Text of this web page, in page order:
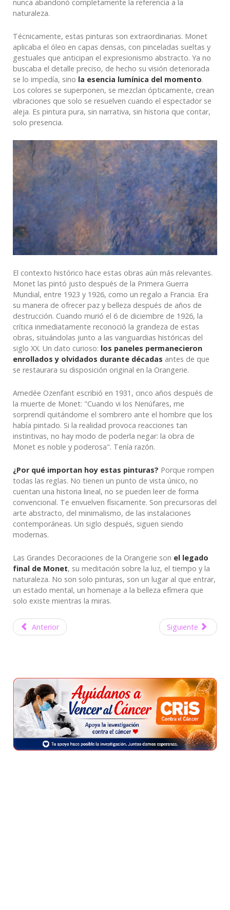
nunca abandonó completamente la referencia a la
naturaleza.
Técnicamente, estas pinturas son extraordinarias. Monet
aplicaba el óleo en capas densas, con pinceladas sueltas y
gestuales que anticipan el expresionismo abstracto. Ya no
buscaba el detalle preciso, de hecho su visión deteriorada
se lo impedía, sino la esencia lumínica del momento.
Los colores se superponen, se mezclan ópticamente, crean
vibraciones que solo se resuelven cuando el espectador se
aleja. Es pintura pura, sin narrativa, sin historia que contar,
solo presencia.
El contexto histórico hace estas obras aún más relevantes.
Monet las pintó justo después de la Primera Guerra
Mundial, entre 1923 y 1926, como un regalo a Francia. Era
su manera de ofrecer paz y belleza después de años de
destrucción. Cuando murió el 6 de diciembre de 1926, la
crítica inmediatamente reconoció la grandeza de estas
obras, situándolas junto a las vanguardias históricas del
siglo XX. Un dato curioso: los paneles permanecieron
enrollados y olvidados durante décadas antes de que
se restaurara su disposición original en la Orangerie.
Amedée Ozenfant escribió en 1931, cinco años después de
la muerte de Monet: "Cuando vi los Nenúfares, me
sorprendí quitándome el sombrero ante el hombre que los
había pintado. Si la realidad provoca reacciones tan
instintivas, no hay modo de poderla negar: la obra de
Monet es noble y poderosa". Tenía razón.
¿Por qué importan hoy estas pinturas? Porque rompen
todas las reglas. No tienen un punto de vista único, no
cuentan una historia lineal, no se pueden leer de forma
convencional. Te envuelven físicamente. Son precursoras del
arte abstracto, del minimalismo, de las instalaciones
contemporáneas. Un siglo después, siguen siendo
modernas.
Las Grandes Decoraciones de la Orangerie son el legado
final de Monet, su meditación sobre la luz, el tiempo y la
naturaleza. No son solo pinturas, son un lugar al que entrar,
un estado mental, un homenaje a la belleza efímera que
solo existe mientras la miras.
Anterior Siguiente